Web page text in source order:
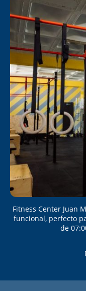
Fitness Center Juan
funcional, perfecto
de